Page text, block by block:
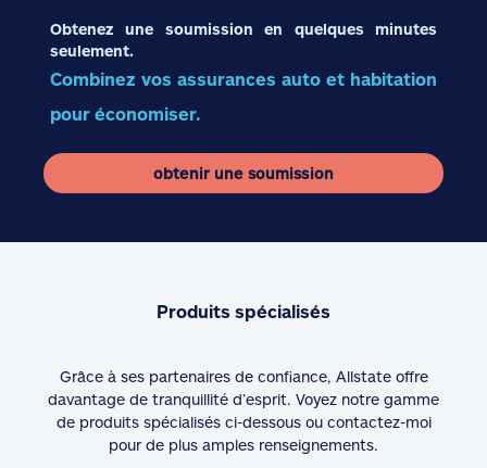
Obtenez une soumission en quelques minutes
seulement.
Combinez vos assurances auto et habitation
pour économiser.
obtenir une soumission
Produits spécialisés
Grâce à ses partenaires de confiance, Allstate offre
davantage de tranquillité d’esprit. Voyez notre gamme
de produits spécialisés ci-dessous ou contactez-moi
pour de plus amples renseignements.